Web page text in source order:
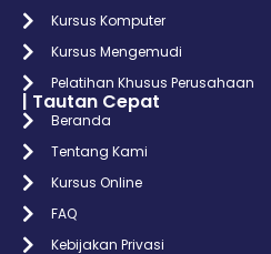
Kursus Komputer
Kursus Mengemudi
Pelatihan Khusus Perusahaan
| Tautan Cepat
Beranda
Tentang Kami
Kursus Online
FAQ
Kebijakan Privasi